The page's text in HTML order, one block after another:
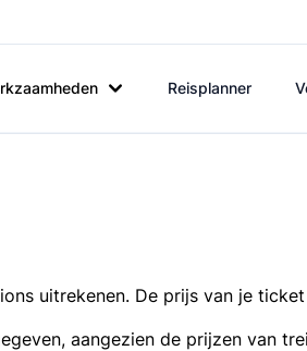
Reisplanner
uitrekenen. De prijs van je
aangezien de prijzen van